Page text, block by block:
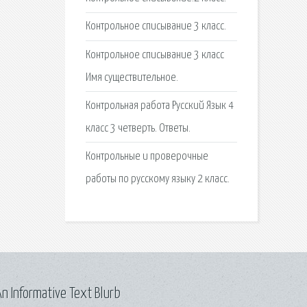
Контрольное списывание 3 класс.
Контрольное списывание 3 класс
Имя существительное.
Контрольная работа Русский Язык 4
класс 3 четверть. Ответы.
Контрольные и проверочные
работы по русскому языку 2 класс.
Informative Text Blurb